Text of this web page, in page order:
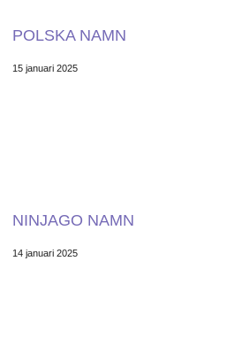
POLSKA NAMN
15 januari 2025
NINJAGO NAMN
14 januari 2025